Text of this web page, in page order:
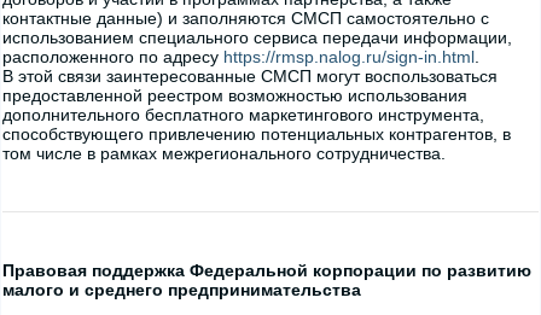
контактные данные) и заполняются СМСП самостоятельно с
использованием специального сервиса передачи информации,
расположенного по адресу https://rmsp.nalog.ru/sign-in.html
В этой связи заинтересованные СМСП могут воспользоваться
предоставленной реестром возможностью использования
дополнительного бесплатного маркетингового инструмента,
способствующего привлечению потенциальных контрагентов, в
том числе в рамках межрегионального сотрудничества.
Правовая поддержка Федеральной корпорации по развитию
малого и среднего предпринимательства